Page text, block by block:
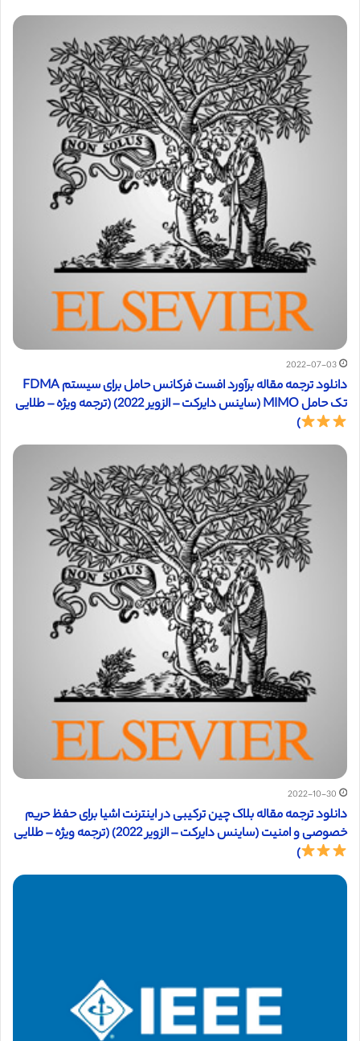
2022-07-03
دانلود ترجمه مقاله برآورد افست فرکانس حامل برای سیستم FDMA
تک حامل MIMO (ساینس دایرکت – الزویر 2022) (ترجمه ویژه – طلایی
)
2022-10-30
دانلود ترجمه مقاله بلاک چین ترکیبی در اینترنت اشیا برای حفظ حریم
خصوصی و امنیت (ساینس دایرکت – الزویر 2022) (ترجمه ویژه – طلایی
)